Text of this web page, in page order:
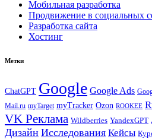
Мобильная разработка
Продвижение в социальных
Разработка сайта
Хостинг
Метки
ChatGPT Google Google Ads
Mail.ru myTarget myTracker Ozon ROOKEE
VK Реклама Wildberries YandexGPT
Дизайн Исследования Кейсы